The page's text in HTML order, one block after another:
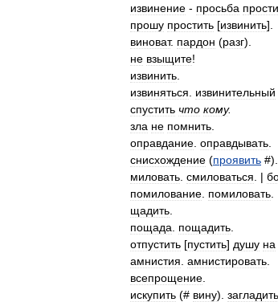
извинение - просьба
прошу простить [извинить].
виноват. пардон (разг).
не взыщите!
извинить
извиняться
извинительный
спустить что кому.
зла не помнить
оправдание оправдывать
снисхождение (проявить #).
миловать смиловаться . |
помилование помиловать
щадить
пощада
пощадить
отпустить [пустить] душу на
амнистия амнистировать
всепрощение
искупить (# вину). загладить